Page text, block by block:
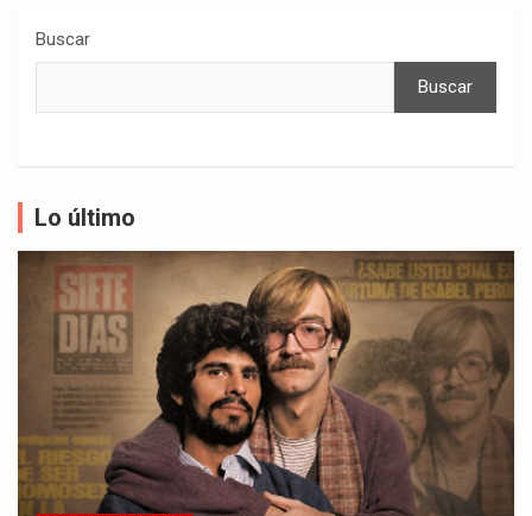
Buscar
Buscar
Lo último